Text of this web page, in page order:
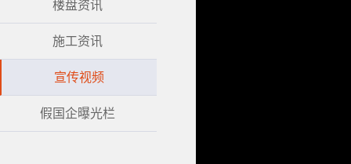
楼盘资讯
施工资讯
宣传视频
假国企曝光栏